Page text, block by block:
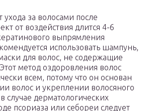
ухода за волосами после
от воздействия длится 4-6
выпрямления
использовать шампунь,
для волос, не содержащие
метод оздоровления волос
всем, потому что он основан
волос и укреплении волосяного
случае дерматологических
псориаза или себореи следует